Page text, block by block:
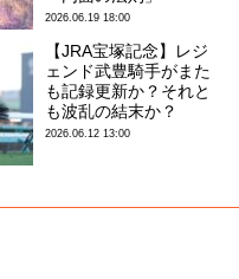
2026.06.19 18:00
【JRA宝塚記念】レジ
ェンド武豊騎手がまた
も記録更新か？それと
も波乱の結末か？
2026.06.12 13:00